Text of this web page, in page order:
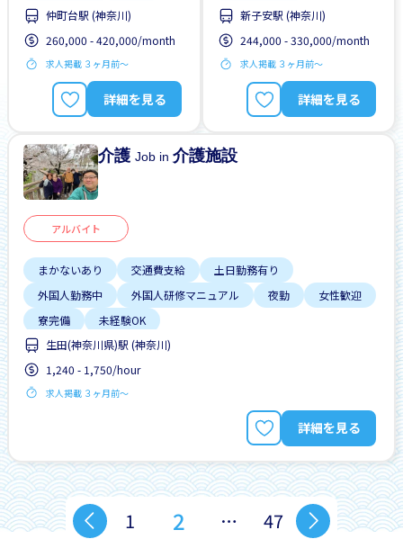
未経験OK
正社員登用あり
残業少ない
男性歓迎
自転車通勤
仲町台駅 (神奈川)
260,000 - 420,000/month
求人掲載 ３ヶ月前〜
詳細を見る
外国人勤務中
昇給
最寄駅よりバス送迎
未経験OK
自転車通勤
新子安駅 (神奈川)
244,000 - 330,000/month
求人掲載 ３ヶ月前〜
詳細を見る
介護Job in介護施設
アルバイト
まかないあり 交通費支給
土日勤務有り
外国人勤務中
外国人研修マニュアル 夜勤
女性歓迎
寮完備
未経験OK
生田(神奈川県)駅 (神奈川)
1,240 - 1,750/hour
求人掲載 ３ヶ月前〜
詳細を見る
1 2 … 47